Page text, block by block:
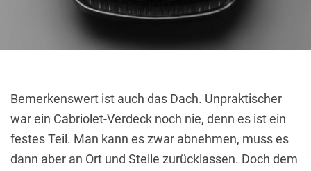
Bemerkenswert ist auch das Dach. Unpraktischer
war ein Cabriolet-Verdeck noch nie, denn es ist ein
festes Teil. Man kann es zwar abnehmen, muss es
dann aber an Ort und Stelle zurücklassen. Doch dem